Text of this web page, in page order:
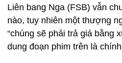
Liên bang Nga (FSB) vẫn
nào, tuy nhiên một thượng
“chúng sẽ phải trả giá bằng
dung đoạn phim trên là